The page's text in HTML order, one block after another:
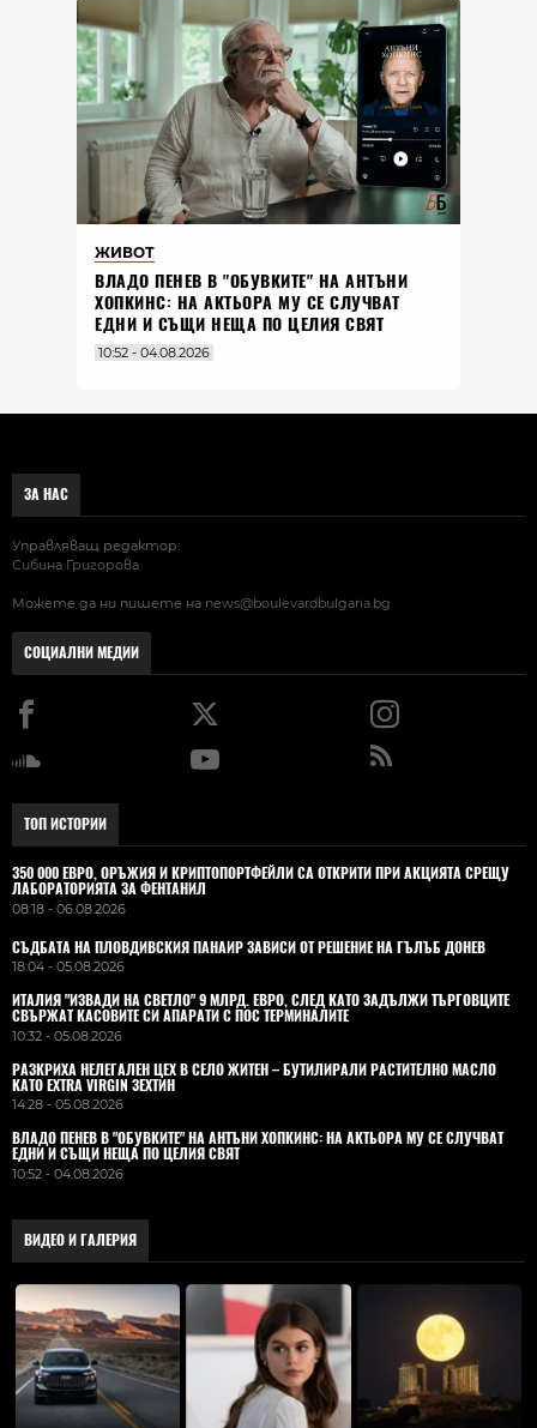
ЖИВОТ
ВЛАДO ПЕНЕВ В "ОБУВКИТЕ" НА АНТЪНИ
ХОПКИНС: НА АКТЬОРА МУ СЕ СЛУЧВАТ
ЕДНИ И СЪЩИ НЕЩА ПО ЦЕЛИЯ СВЯТ
10:52 - 04.08.2026
ЗА НАС
Управляващ редактор:
Сибина Григорова
Можете да ни пишете на news@boulevardbulgaria.bg
СОЦИАЛНИ МЕДИИ
ТОП ИСТОРИИ
350 000 ЕВРО, ОРЪЖИЯ И КРИПТОПОРТФЕЙЛИ СА ОТКРИТИ ПРИ АКЦИЯТА СРЕЩУ
ЛАБОРАТОРИЯТА ЗА ФЕНТАНИЛ
08:18 - 06.08.2026
СЪДБАТА НА ПЛОВДИВСКИЯ ПАНАИР ЗАВИСИ ОТ РЕШЕНИЕ НА ГЪЛЪБ ДОНЕВ
18:04 - 05.08.2026
ИТАЛИЯ "ИЗВАДИ НА СВЕТЛО" 9 МЛРД. ЕВРО, СЛЕД КАТО ЗАДЪЛЖИ ТЪРГОВЦИТЕ
СВЪРЖАТ КАСОВИТЕ СИ АПАРАТИ С ПОС ТЕРМИНАЛИТЕ
10:32 - 05.08.2026
РАЗКРИХА НЕЛЕГАЛЕН ЦЕХ В СЕЛО ЖИТЕН – БУТИЛИРАЛИ РАСТИТЕЛНО МАСЛО
КАТО EXTRA VIRGIN ЗЕХТИН
14:28 - 05.08.2026
ВЛАДO ПЕНЕВ В "ОБУВКИТЕ" НА АНТЪНИ ХОПКИНС: НА АКТЬОРА МУ СЕ СЛУЧВАТ
ЕДНИ И СЪЩИ НЕЩА ПО ЦЕЛИЯ СВЯТ
10:52 - 04.08.2026
ВИДЕО И ГАЛЕРИЯ